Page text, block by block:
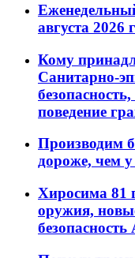
августа 2026
Кому
Санитарно-
поведение
Производим
дороже, чем у
Хиросима 81
оружия,